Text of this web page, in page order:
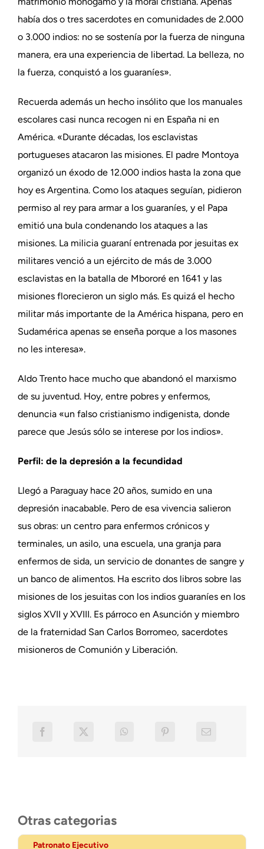
había dos o tres sacerdotes en comunidades de 2.000
o 3.000 indios: no se sostenía por la fuerza de ninguna
manera, era una experiencia de libertad. La belleza, no
la fuerza, conquistó a los guaraníes».
Recuerda además un hecho insólito que los manuales
escolares casi nunca recogen ni en España ni en
América. «Durante décadas, los esclavistas
portugueses atacaron las misiones. El padre Montoya
organizó un éxodo de 12.000 indios hasta la zona que
hoy es Argentina. Como los ataques seguían, pidieron
permiso al rey para armar a los guaraníes, y el Papa
emitió una bula condenando los ataques a las
misiones. La milicia guaraní entrenada por jesuitas ex
militares venció a un ejército de más de 3.000
esclavistas en la batalla de Mbororé en 1641 y las
misiones florecieron un siglo más. Es quizá el hecho
militar más importante de la América hispana, pero en
Sudamérica apenas se enseña porque a los masones
no les interesa».
Aldo Trento hace mucho que abandonó el marxismo
de su juventud. Hoy, entre pobres y enfermos,
denuncia «un falso cristianismo indigenista, donde
parece que Jesús sólo se interese por los indios».
Perfil: de la depresión a la fecundidad
Llegó a Paraguay hace 20 años, sumido en una
depresión inacabable. Pero de esa vivencia salieron
sus obras: un centro para enfermos crónicos y
terminales, un asilo, una escuela, una granja para
enfermos de sida, un servicio de donantes de sangre y
un banco de alimentos. Ha escrito dos libros sobre las
misiones de los jesuitas con los indios guaraníes en los
siglos XVII y XVIII. Es párroco en Asunción y miembro
de la fraternidad San Carlos Borromeo, sacerdotes
misioneros de Comunión y Liberación.
Otras categorias
Patronato Ejecutivo